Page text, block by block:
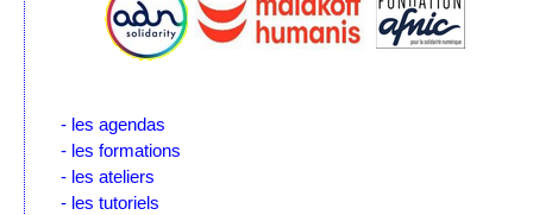
- les agendas
- les formations
- les ateliers
- les tutoriels